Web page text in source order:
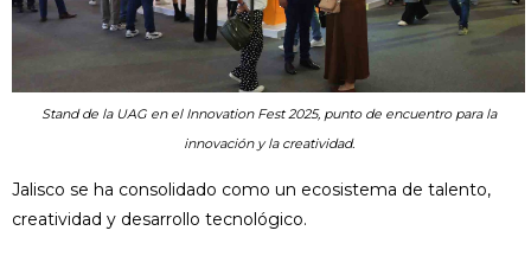
Stand de la UAG en el Innovation Fest 2025, punto de encuentro para la
innovación y la creatividad.
Jalisco se ha consolidado como un ecosistema de talento,
creatividad y desarrollo tecnológico.